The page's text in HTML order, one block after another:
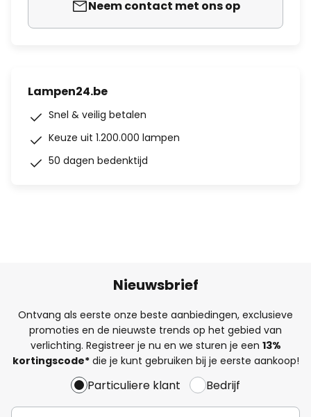
Neem contact met ons op
Lampen24.be
Snel & veilig betalen
Keuze uit 1.200.000 lampen
50 dagen bedenktijd
Nieuwsbrief
Ontvang als eerste onze beste aanbiedingen, exclusieve
promoties en de nieuwste trends op het gebied van
verlichting. Registreer je nu en we sturen je een 13%
kortingscode*die je kunt gebruiken bij je eerste aankoop!
Particuliere klant Bedrijf